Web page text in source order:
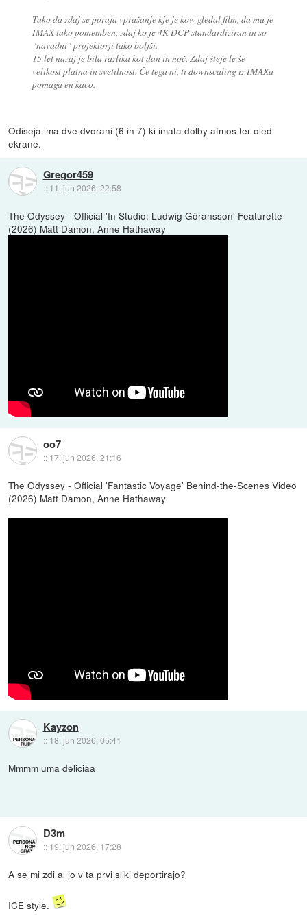
Tako da zdaj se poraja vprašanje kje je kow gledal film, da mu je
IMAX tako pomemben, zdaj ko je 4K DCP standardiziran in so
"navadni" projektorji tako boljši.
15 let nazaj je bila razlika kot dan in noč. Zdaj šteje le še
velikost platna in svetilnost. Če tega ni, ti downscaling iz IMAXa
pomaga en kaco.
Odiseja ima dve dvorani (6 in 7) ki imata dolby atmos ter oled
ekrane.
Gregor459
:: 11. jun 2026, 22:58
The Odyssey - Official 'In Studio: Ludwig Göransson' Featurette
(2026) Matt Damon, Anne Hathaway
oo7
:: 17. jun 2026, 21:16
The Odyssey - Official 'Fantastic Voyage' Behind-the-Scenes Video
(2026) Matt Damon, Anne Hathaway
Kayzon
:: 18. jun 2026, 05:41
Mmmm uma deliciaa
D3m
:: 19. jun 2026, 17:28
A se mi zdi al jo v ta prvi sliki deportirajo?
ICE style.